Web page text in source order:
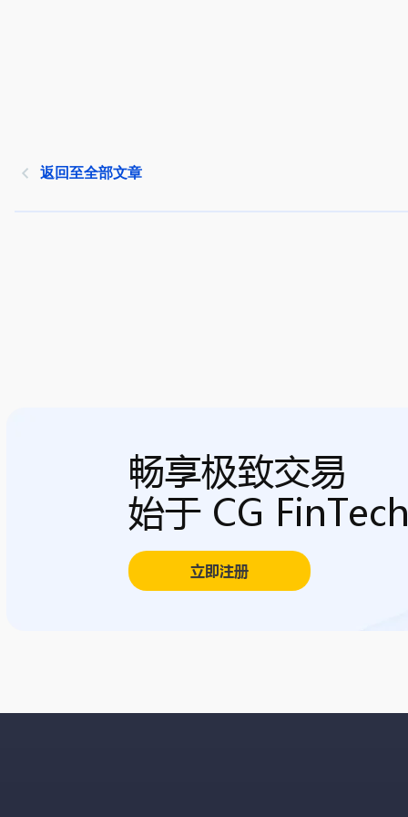
返回至全部文章
畅享极致交易
始于 CG
立即注册